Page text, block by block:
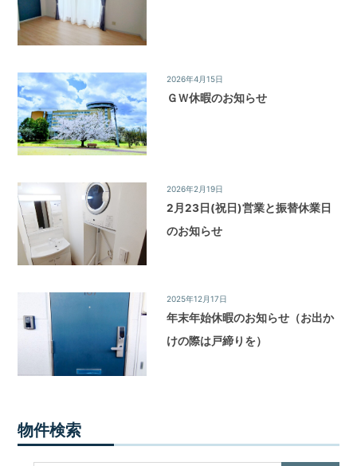
2026年4月15日
ＧＷ休暇のお知らせ
2026年2月19日
2月23日(祝日)営業と振替休業日
のお知らせ
2025年12月17日
年末年始休暇のお知らせ（お出か
けの際は戸締りを）
物件検索